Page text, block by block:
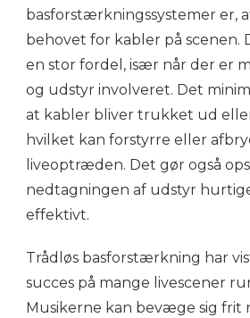
basforstærkningssystemer er,
behovet for kabler på scenen.
en stor fordel, især når der er
og udstyr involveret. Det
at kabler bliver trukket ud
hvilket kan forstyrre eller
liveoptræden. Det gør også
nedtagningen af udstyr
effektivt.
Trådløs basforstærkning har
succes på mange livescener
Musikerne kan bevæge sig frit